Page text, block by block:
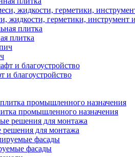
жидкости, герметики, инструмент
плитка
благоустройство
промышленного назначения
решения для монтажа
фасады